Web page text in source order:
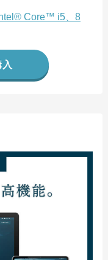
Core™ i5、8